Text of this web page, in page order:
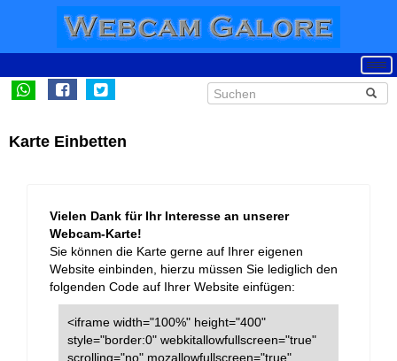
Karte Einbetten
Vielen Dank für Ihr Interesse an unserer
Webcam-Karte!
Sie können die Karte gerne auf Ihrer eigenen
Website einbinden, hierzu müssen Sie lediglich den
folgenden Code auf Ihrer Website einfügen:
<iframe width="100%" height="400"
style="border:0" webkitallowfullscreen="true"
scrolling="no" mozallowfullscreen="true"